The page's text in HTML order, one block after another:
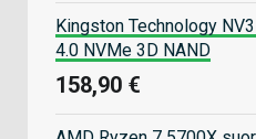
Kingston Technology
4.0 NVMe 3D NAND
158,90 €